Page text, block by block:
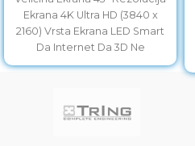
Ekrana 4K Ultra HD (3840 x
2160) Vrsta Ekrana LED Smart
Da Internet Da 3D Ne